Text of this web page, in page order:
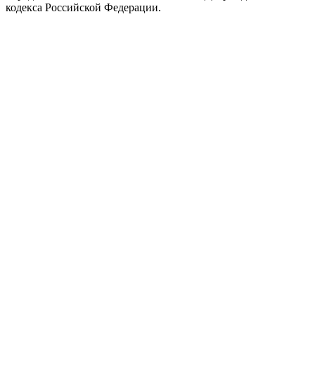
кодекса Российской Федерации.